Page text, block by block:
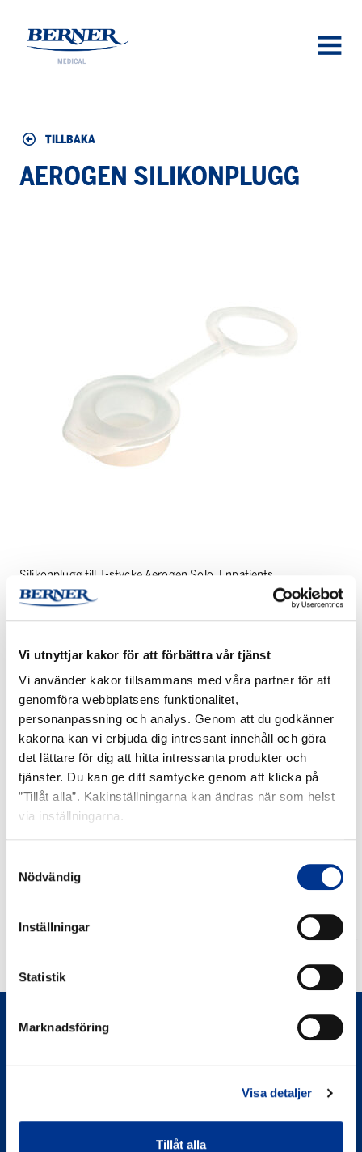
Vi utnyttjar kakor för att förbättra vår tjänst
Vi använder kakor tillsammans med våra partner för att
genomföra webbplatsens funktionalitet,
personanpassning och analys. Genom att du godkänner
kakorna kan vi erbjuda dig intressant innehåll och göra
det lättare för dig att hitta intressanta produkter och
tjänster. Du kan ge ditt samtycke genom att klicka på
”Tillåt alla”. Kakinställningarna kan ändras när som helst
via inställningarna.
Nödvändig
Inställningar
Statistik
Marknadsföring
Visa detaljer
Tillåt alla
TILLBAKA
AEROGEN SILIKONPLUGG
Silikonplugg till T-stycke Aerogen Solo, Enpatients
PRODUKTINFORMATION
RELATERADE PRODUKTER
Andningstränare